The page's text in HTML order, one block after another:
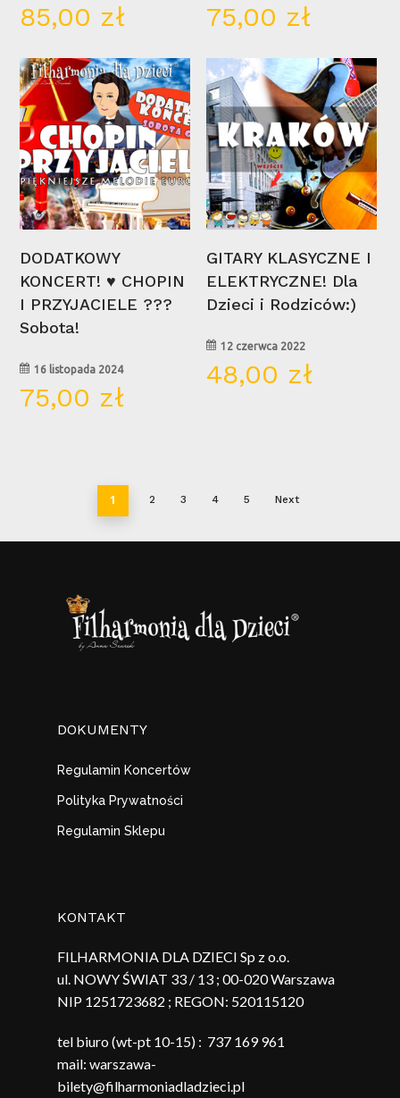
85,00 zł 75,00 zł
16
lis
DODATKOWY
KONCERT! ♥ CHOPIN
I PRZYJACIELE ???
Sobota!
16 listopada 2024
75,00 zł
12
cze
GITARY KLASYCZNE I
ELEKTRYCZNE! Dla
Dzieci i Rodziców:)
12 czerwca 2022
48,00 zł
1 2 3 4 5 Next
DOKUMENTY
Regulamin Koncertów
Polityka Prywatności
Regulamin Sklepu
KONTAKT
FILHARMONIA DLA DZIECI Sp z o.o.
ul. NOWY ŚWIAT 33 / 13 ; 00-020 Warszawa
NIP 1251723682 ; REGON: 520115120
tel biuro (wt-pt 10-15) : 737 169 961
mail: warszawa-
bilety@filharmoniadladzieci.pl